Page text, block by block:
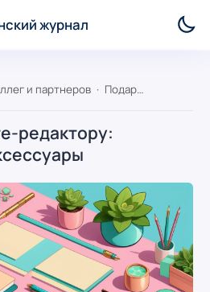
журнал
и партнеров Подарки коллеге-редактору: канцелярия и аксессуары
редактору: